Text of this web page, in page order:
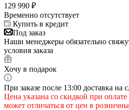
129 990 ₽
Временно отсутствует
Купить в кредит
Под заказ
Наши менеджеры обязательно
условия заказа
Хочу в подарок
При заказе после 13:00 доставка на
Цена указана со скидкой при
может отличаться от цен в